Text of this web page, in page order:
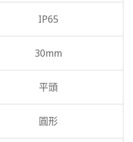
IP65
30mm
平頭
圓形